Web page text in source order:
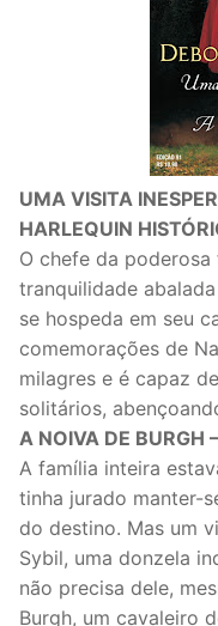
UMA VISITA
HARLEQUIN
O chefe da
tranquilidade
se hospeda em seu
comemorações de
milagres e é capaz
solitários,
A NOIVA DE BURGH
A família inteira
tinha jurado manter-
do destino. Mas um
Sybil, uma donzela
não precisa dele,
Burgh, um cavaleiro